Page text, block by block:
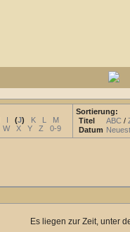
I (J) K L
M
W X Y Z 0-9
Sortierung:
Titel
ABC /
Datum
Es liegen zur Zeit, unter